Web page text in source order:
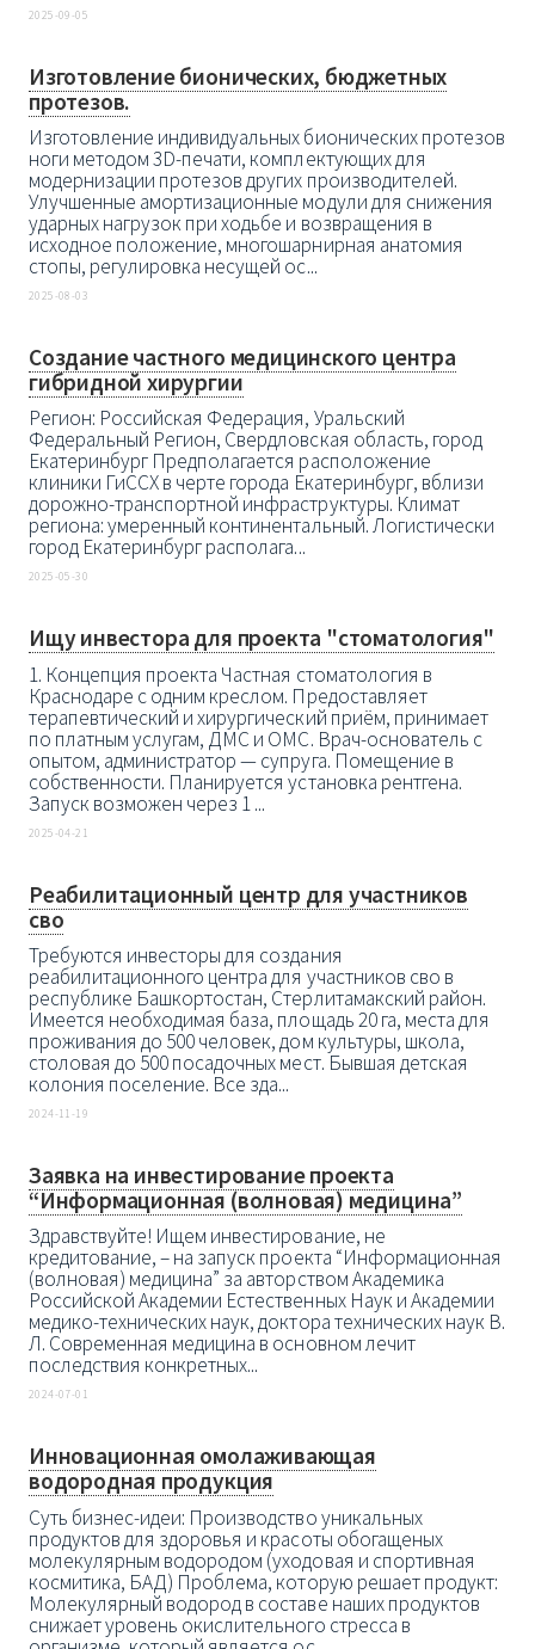
2025-09-05
Изготовление бионических, бюджетных
протезов.
Изготовление индивидуальных бионических протезов
ноги методом 3D-печати, комплектующих для
модернизации протезов других производителей.
Улучшенные амортизационные модули для снижения
ударных нагрузок при ходьбе и возвращения в
исходное положение, многошарнирная анатомия
стопы, регулировка несущей ос...
2025-08-03
Создание частного медицинского центра
гибридной хирургии
Регион: Российская Федерация, Уральский
Федеральный Регион, Свердловская область, город
Екатеринбург Предполагается расположение
клиники ГиССХ в черте города Екатеринбург, вблизи
дорожно-транспортной инфраструктуры. Климат
региона: умеренный континентальный. Логистически
город Екатеринбург располага...
2025-05-30
Ищу инвестора для проекта "стоматология"
1. Концепция проекта Частная стоматология в
Краснодаре с одним креслом. Предоставляет
терапевтический и хирургический приём, принимает
по платным услугам, ДМС и ОМС. Врач-основатель с
опытом, администратор — супруга. Помещение в
собственности. Планируется установка рентгена.
Запуск возможен через 1 ...
2025-04-21
Реабилитационный центр для участников
сво
Требуются инвесторы для создания
реабилитационного центра для участников сво в
республике Башкортостан, Стерлитамакский район.
Имеется необходимая база, площадь 20 га, места для
проживания до 500 человек, дом культуры, школа,
столовая до 500 посадочных мест. Бывшая детская
колония поселение. Все зда...
2024-11-19
Заявка на инвестирование проекта
“Информационная (волновая) медицина”
Здравствуйте! Ищем инвестирование, не
кредитование, – на запуск проекта “Информационная
(волновая) медицина” за авторством Академика
Российской Академии Естественных Наук и Академии
медико-технических наук, доктора технических наук В.
Л. Современная медицина в основном лечит
последствия конкретных...
2024-07-01
Инновационная омолаживающая
водородная продукция
Суть бизнес-идеи: Производство уникальных
продуктов для здоровья и красоты обогащеных
молекулярным водородом (уходовая и спортивная
космитика, БАД) Проблема, которую решает продукт:
Молекулярный водород в составе наших продуктов
снижает уровень окислительного стресса в